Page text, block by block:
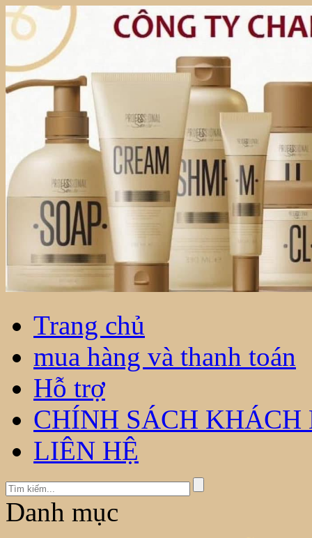
Trang chủ
mua hàng và thanh toán
Hỗ trợ
CHÍNH SÁCH KHÁCH
LIÊN HỆ
Danh mục